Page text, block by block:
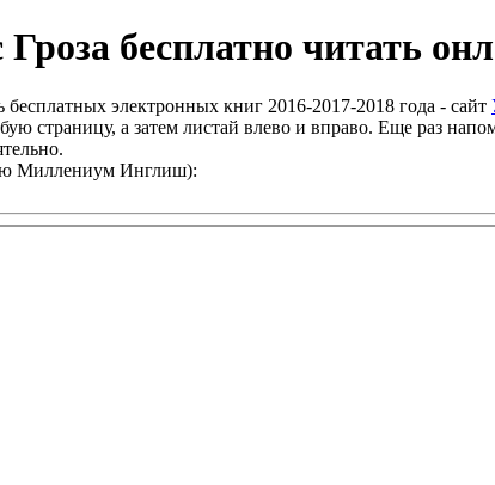
бесплатно читать
электронных книг 2016-2017-2018 года - сайт
страницу, а затем листай влево и вправо. Еще раз
Миллениум Инглиш):